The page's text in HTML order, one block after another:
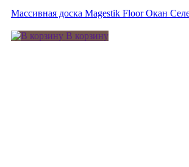
Массивная доска Magestik Floor Окан
В корзину